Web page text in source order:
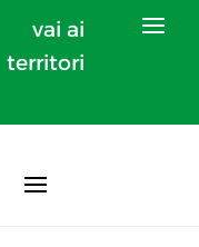
vai ai
territori